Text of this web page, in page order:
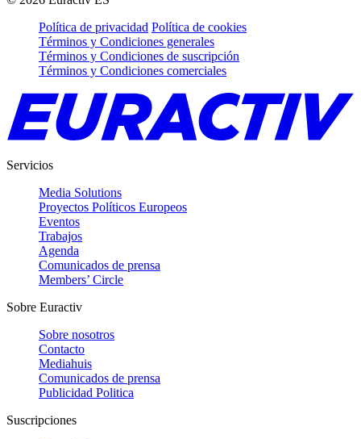
Política de privacidad Política de cookies
Términos y Condiciones generales
Términos y Condiciones de suscripción
Términos y Condiciones comerciales
Servicios
Media Solutions
Proyectos Políticos Europeos
Eventos
Trabajos
Agenda
Comunicados de prensa
Members’ Circle
Sobre Euractiv
Sobre nosotros
Contacto
Mediahuis
Comunicados de prensa
Publicidad Politica
Suscripciones